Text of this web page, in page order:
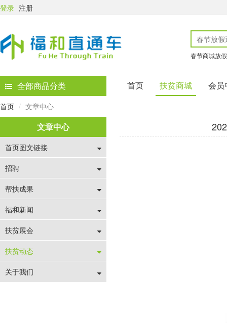
登录 注册
春节商城放
全部商品分类 首页 扶贫商城 会员
首页 文章中心
文章中心
首页图文链接
招聘
帮扶成果
福和新闻
扶贫展会
扶贫动态
关于我们